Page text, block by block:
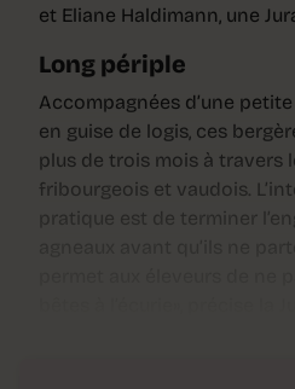
et Eliane Haldimann, une
Long périple
Accompagnées d’une
en guise de logis, ces
plus de trois mois à travers
fribourgeois et vaudois.
pratique est de terminer